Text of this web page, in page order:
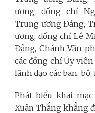
ương; đồng chí
Trung ương Đảng,
ương; đồng chí Lê
Đảng, Chánh Văn
các đồng chí Ủy
lãnh đạo các ban,
Phát biểu khai
Xuân Thắng khẳng